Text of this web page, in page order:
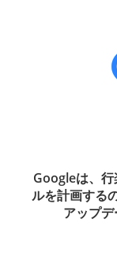
Googleは、
ルを計画する
アップ